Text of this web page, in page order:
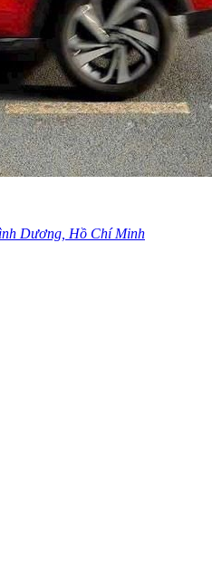
Dương, Hồ Chí Minh